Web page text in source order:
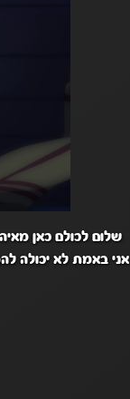
אני באמת לא יכולה